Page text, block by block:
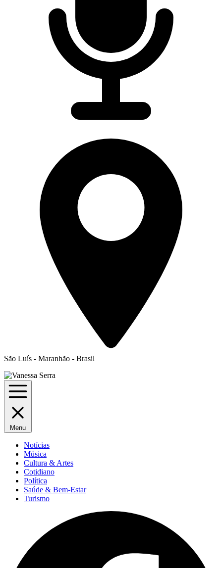
São Luís - Maranhão - Brasil
Menu
Notícias
Música
Cultura & Artes
Cotidiano
Política
Saúde & Bem-Estar
Turismo